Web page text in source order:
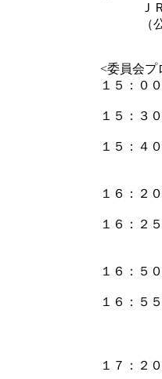
ＪＲ南
（公営
<委員会
１５：０
１５：３
１５：４
鈴木茜
１６：２
１６：２
野崎
１６：５
１６：５
金原
串田雄
１７：２